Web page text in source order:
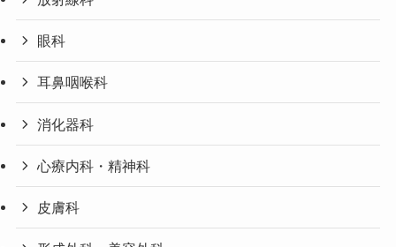
眼科
耳鼻咽喉科
消化器科
心療内科・精神科
皮膚科